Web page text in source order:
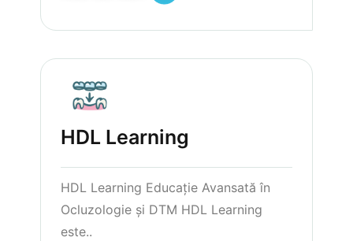
HDL Learning
HDL Learning Educație Avansată în
Ocluzologie și DTM HDL Learning
este..